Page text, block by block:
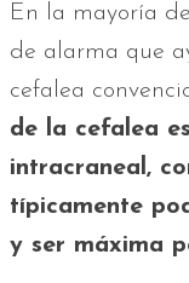
En la mayoría
de alarma que
cefalea
de la cefalea
intracraneal,
típicamente
y ser máxima